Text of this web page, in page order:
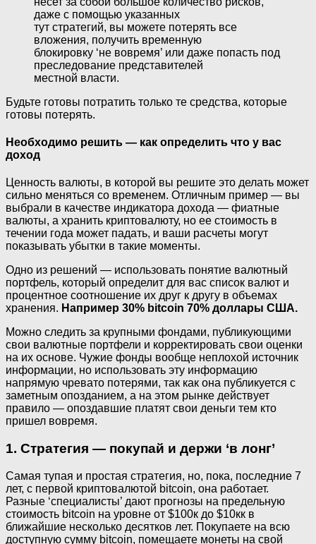
даже с помощью указанных
тут стратегий, вы можете потерять все
вложения, получить временную
блокировку ‘не вовремя’ или даже попасть под
преследование представителей
местной власти.
Будьте готовы потратить только те средства, которые
готовы потерять.
Необходимо решить — как определить что у вас
доход
Ценность валюты, в которой вы решите это делать может
сильно меняться со временем. Отличным пример — вы
выбрали в качестве индикатора дохода — фиатные
валюты, а хранить криптовалюту, но ее стоимость в
течении года может падать, и ваши расчеты могут
показывать убытки в такие моменты.
Одно из решений — использовать понятие валютный
портфель, который определит для вас список валют и
процентное соотношение их друг к другу в объемах
хранения. Например 30% bitcoin 70% доллары США.
Можно следить за крупными фондами, публикующими
свои валютные портфели и корректировать свои оценки
на их основе. Чужие фонды вообще неплохой источник
информации, но использовать эту информацию
напрямую чревато потерями, так как она публикуется с
заметным опозданием, а на этом рынке действует
правило — опоздавшие платят свои деньги тем кто
пришел вовремя.
1. Стратегия — покупай и держи ‘в лонг’
Самая тупая и простая стратегия, но, пока, последние 7
лет, с первой криптовалютой bitcoin, она работает.
Разные ‘специалисты’ дают прогнозы на предельную
стоимость bitcoin на уровне от $100к до $10кк в
ближайшие несколько десятков лет. Покупаете на всю
доступную сумму bitcoin, помещаете монеты на свой